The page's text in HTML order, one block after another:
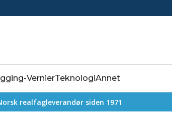
VernierTeknologiAnnet
realfagleverandør siden 1971